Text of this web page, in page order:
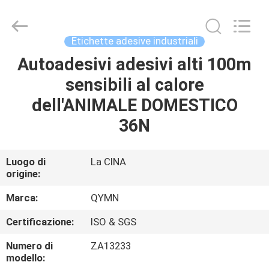
CASA
PRODOTTI
NOI
GIRO
DELLA
FABBRICA
Qiyuan
Adhesive
Etichette adesive industriali
Autoadesivi adesivi alti 100m
sensibili al calore
dell'ANIMALE DOMESTICO
36N
Luogo di
origine:
La CINA
Marca:
QYMN
Certificazione:
ISO & SGS
Numero di
modello:
ZA13233